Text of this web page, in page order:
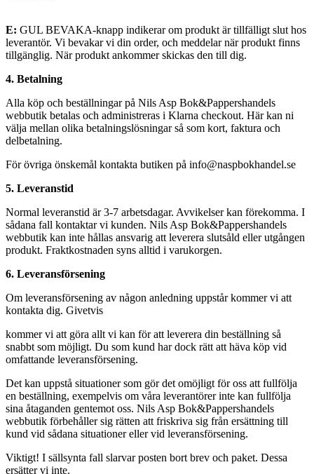
E: GUL BEVAKA-knapp indikerar om produkt är tillfälligt slut hos
leverantör. Vi bevakar vi din order, och meddelar när produkt finns
tillgänglig. När produkt ankommer skickas den till dig.
4. Betalning
Alla köp och beställningar på Nils Asp Bok&Pappershandels
webbutik betalas och administreras i Klarna checkout. Här kan ni
välja mellan olika betalningslösningar så som kort, faktura och
delbetalning.
För övriga önskemål kontakta butiken på info@naspbokhandel.se
5. Leveranstid
Normal leveranstid är 3-7 arbetsdagar. Avvikelser kan förekomma. I
sådana fall kontaktar vi kunden. Nils Asp Bok&Pappershandels
webbutik kan inte hållas ansvarig att leverera slutsåld eller utgången
produkt. Fraktkostnaden syns alltid i varukorgen.
6. Leveransförsening
Om leveransförsening av någon anledning uppstår kommer vi att
kontakta dig. Givetvis
kommer vi att göra allt vi kan för att leverera din beställning så
snabbt som möjligt. Du som kund har dock rätt att häva köp vid
omfattande leveransförsening.
Det kan uppstå situationer som gör det omöjligt för oss att fullfölja
en beställning, exempelvis om våra leverantörer inte kan fullfölja
sina åtaganden gentemot oss. Nils Asp Bok&Pappershandels
webbutik förbehåller sig rätten att friskriva sig från ersättning till
kund vid sådana situationer eller vid leveransförsening.
Viktigt! I sällsynta fall slarvar posten bort brev och paket. Dessa
ersätter vi inte.